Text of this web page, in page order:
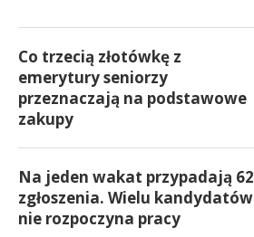
Co trzecią złotówkę z
emerytury seniorzy
przeznaczają na podstawowe
zakupy
Na jeden wakat przypadają 62
zgłoszenia. Wielu kandydatów
nie rozpoczyna pracy